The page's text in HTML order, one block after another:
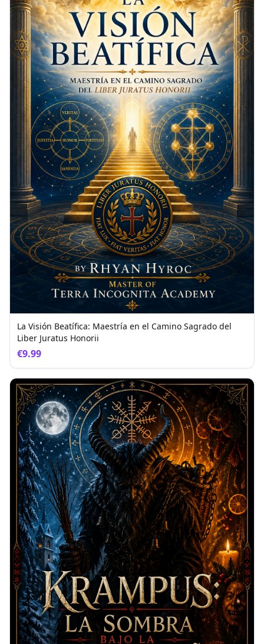
La Visión Beatífica: Maestría en el Camino Sagrado del
Liber Juratus Honorii
€9.99